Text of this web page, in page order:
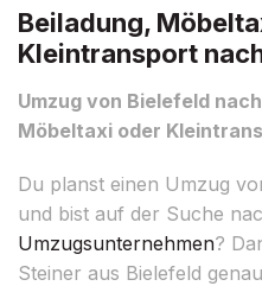
Beiladung,
Kleintransport
Umzug von Bielefeld
Möbeltaxi oder
Du planst einen Umzug
und bist auf der Suche
Umzugsunternehmen?
Steiner aus Bielefeld